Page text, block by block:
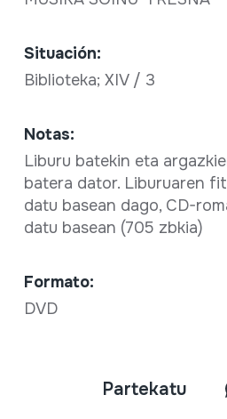
Situación:
Biblioteka; XIV / 3
Notas:
Liburu batekin eta
batera dator. Liburuaren
datu basean dago, CD-
datu basean (705 zbkia)
Formato:
DVD
Partekatu